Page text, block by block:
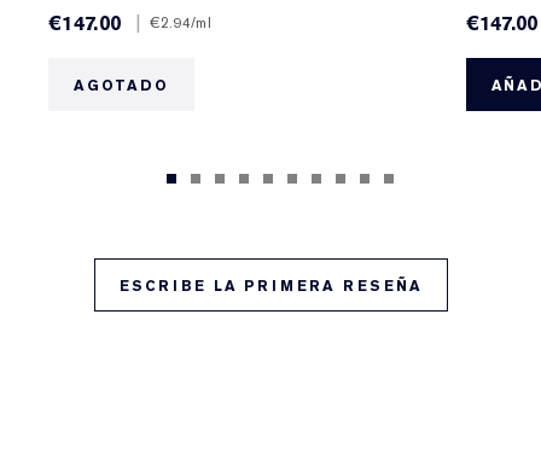
€147.00
€2.94/ml
AGOTADO
€147.00
ESCRIBE LA PRIMERA RESEÑA